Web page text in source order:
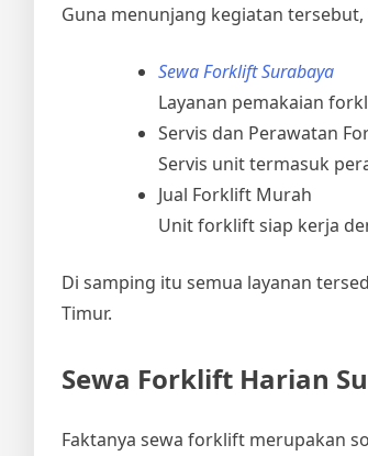
Guna menunjang kegiatan
Sewa Forklift Surabaya
Layanan pemakaian
Servis dan Perawatan
Servis unit termasuk
Jual Forklift Murah
Unit forklift siap kerja
Di samping itu semua layanan
Timur.
Sewa Forklift Harian
Faktanya sewa forklift merupakan